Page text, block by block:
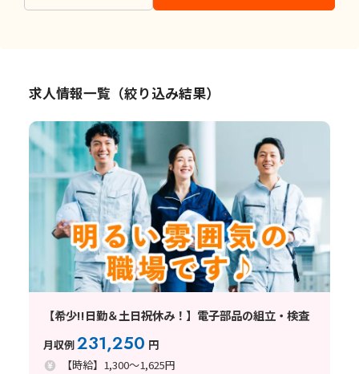
求人情報一覧（絞り込み結果）
【希少!!日勤＆土日祝休み！】電子部品の組立・検査
月収例231,250 円
【時給】1,300～1,625円